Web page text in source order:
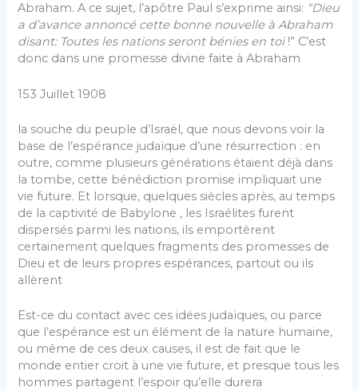
Abraham. A ce sujet, l’apôtre Paul s’exprime ainsi: “Dieu
a d’avance annoncé cette bonne nouvelle à Abraham
disant: Toutes les nations seront bénies en toi!” C’est
donc dans une promesse divine faite à Abra­ham
153 Juillet 1908
la souche du peuple d’Israël, que nous devons voir la
base de l’espérance judaïque d’une résurrection : en
outre, comme plusieurs générations étaient déjà dans
la tombe, cette bénédiction promise impliquait une
vie future. Et lorsque, quelques siècles après, au temps
de la captivité de Babylone , les Israélites furent
dispersés parmi les nations, ils emportèrent
certainement quelques fragments des promesses de
Dieu et de leurs propres espérances, partout ou ils
allèrent
Est-ce du contact avec ces idées judaïques, ou parce
que l’espérance est un élément de la nature humaine,
ou même de ces deux causes, il est de fait que le
monde entier croit à une vie future, et presque tous les
hommes partagent l’espoir qu’elle durera